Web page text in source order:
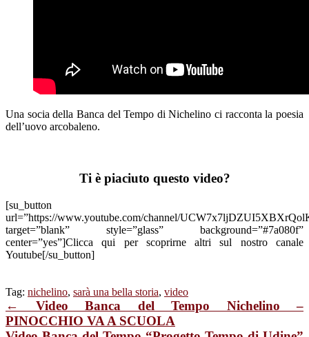
Una socia della Banca del Tempo di Nichelino ci racconta la poesia
dell’uovo arcobaleno.
Ti è piaciuto questo video?
[su_button
url=”https://www.youtube.com/channel/
target=”blank” style=”glass” background=”#7a080f”
center=”yes”]Clicca qui per scoprirne altri sul nostro canale
Youtube[/su_button]
Tag: nichelino, sarà una bella storia, video
← Video Banca del Tempo Nichelino –
PINOCCHIO VA A SCUOLA